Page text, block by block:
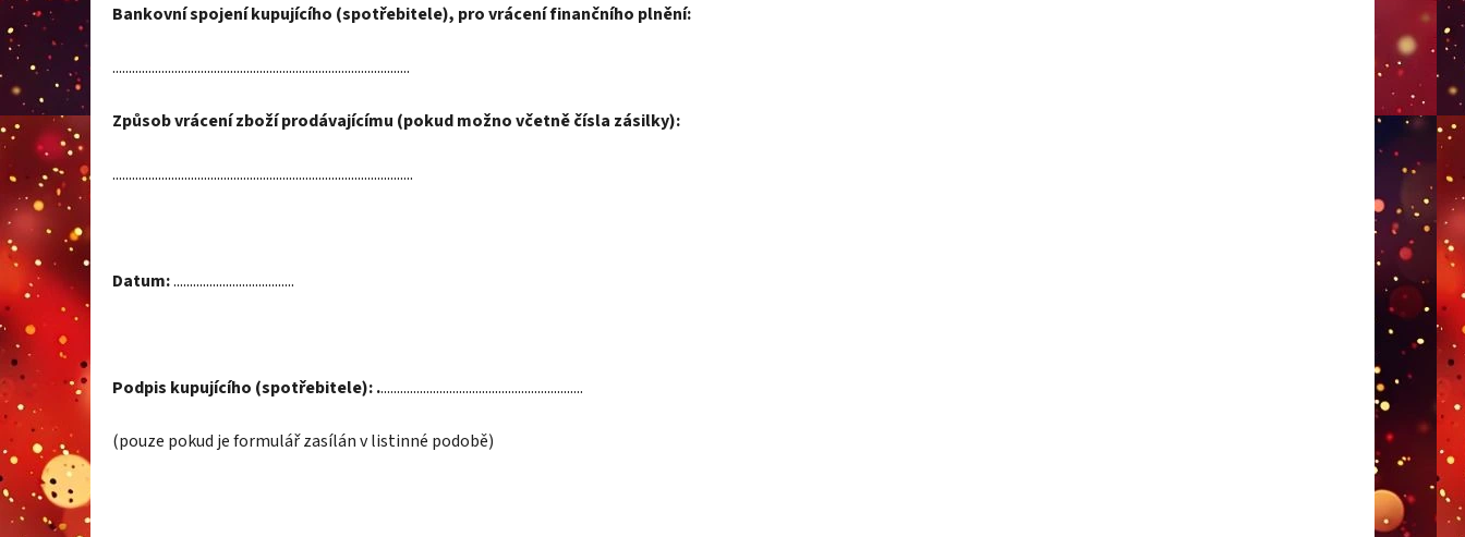
Bankovní spojení kupujícího (spotřebitele), pro vrácení finančního plnění:
...........................................................................................
Způsob vrácení zboží prodávajícímu (pokud možno včetně čísla zásilky):
............................................................................................
Datum:.....................................
Podpis kupujícího (spotřebitele): ...............................................................
(pouze pokud je formulář zasílán v listinné podobě)